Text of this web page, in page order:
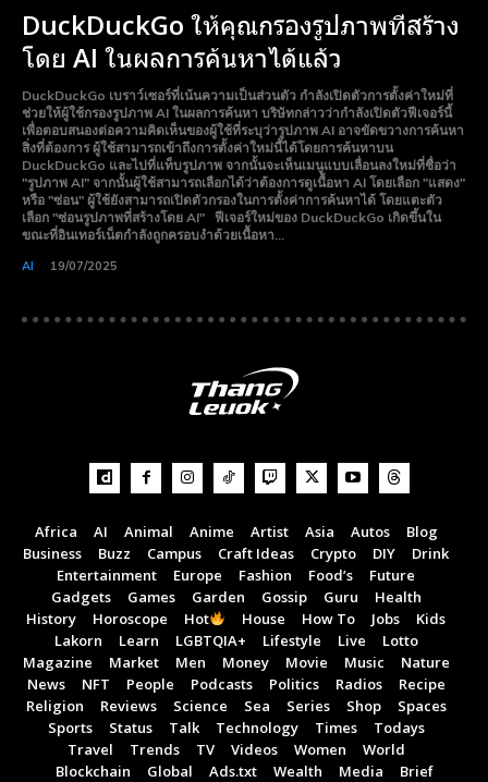
DuckDuckGo ให้คุณกรองรูปภาพที่สร้าง
โดย AI ในผลการค้นหาได้แล้ว
DuckDuckGo เบราว์เซอร์ที่เน้นความเป็นส่วนตัว กำลังเปิดตัวการตั้งค่าใหม่ที่
ช่วยให้ผู้ใช้กรองรูปภาพ AI ในผลการค้นหา บริษัทกล่าวว่ากำลังเปิดตัวฟีเจอร์นี้
เพื่อตอบสนองต่อความคิดเห็นของผู้ใช้ที่ระบุว่ารูปภาพ AI อาจขัดขวางการค้นหา
สิ่งที่ต้องการ ผู้ใช้สามารถเข้าถึงการตั้งค่าใหม่นี้ได้โดยการค้นหาบน
DuckDuckGo และไปที่แท็บรูปภาพ จากนั้นจะเห็นเมนูแบบเลื่อนลงใหม่ที่ชื่อว่า
"รูปภาพ AI" จากนั้นผู้ใช้สามารถเลือกได้ว่าต้องการดูเนื้อหา AI โดยเลือก "แสดง"
หรือ "ซ่อน" ผู้ใช้ยังสามารถเปิดตัวกรองในการตั้งค่าการค้นหาได้ โดยแตะตัว
เลือก "ซ่อนรูปภาพที่สร้างโดย AI" ฟีเจอร์ใหม่ของ DuckDuckGo เกิดขึ้นใน
ขณะที่อินเทอร์เน็ตกำลังถูกครอบงำด้วยเนื้อหา...
AI 19/07/2025
Africa AI Animal Anime Artist Asia Autos
Blog
Business
Buzz Campus Craft Ideas Crypto DIY
Drink
Entertainment
Europe Fashion Food’s
Future
Gadgets
Games Garden Gossip Guru
Health
History
Horoscope Hot House How To Jobs
Kids
Lakorn
Learn LGBTQIA+ Lifestyle Live
Lotto
Magazine
Market Men Money Movie Music
Nature
News
NFT People Podcasts Politics Radios
Recipe
Religion
Reviews Science Sea Series Shop
Spaces
Sports
Status Talk Technology Times
Todays
Travel
Trends TV Videos Women
World
Blockchain
Global Ads.txt Wealth Media Brief